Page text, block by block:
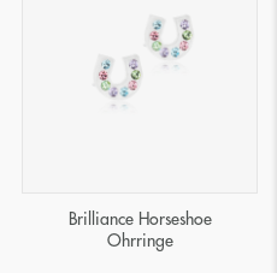
Brilliance Horseshoe
Ohrringe